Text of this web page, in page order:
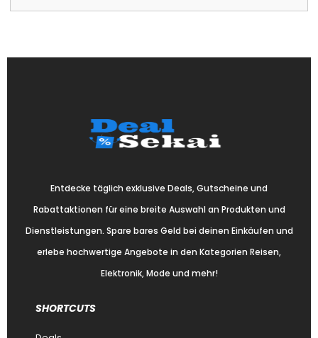
Entdecke täglich exklusive Deals, Gutscheine und
Rabattaktionen für eine breite Auswahl an Produkten und
Dienstleistungen. Spare bares Geld bei deinen Einkäufen und
erlebe hochwertige Angebote in den Kategorien Reisen,
Elektronik, Mode und mehr!
SHORTCUTS